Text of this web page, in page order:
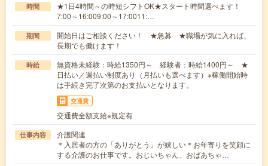
時間
★1日4時間～の時短シフトOK★スタート時間選べます！
7:00～16:009:00～17:0011:…
期間
開始日はご相談ください！ ★急募 ★職場が気に入れば、
長期でも働けます！
時給
無資格未経験：時給1350円～ 経験者：時給1400円～ ★
日払い／週払い制度あり（月払いも選べます）※稼働開始時
は手続き完了次第のお支払いとなります。
交通費
交通費全額支給※規定有
仕事内容
介護関連
＊入居者の方の「ありがとう」が嬉しい＊お年寄りを笑顔に
する介護のお仕事です。おじいちゃん、おばあちゃ…